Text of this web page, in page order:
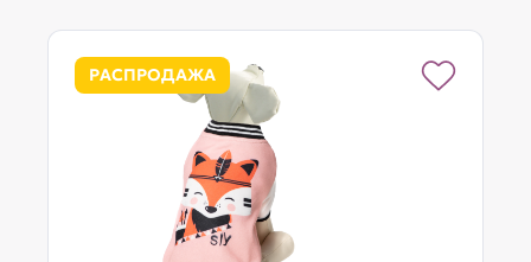
РАСПРОДАЖА